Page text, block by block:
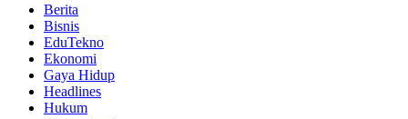
Berita
Bisnis
EduTekno
Ekonomi
Gaya Hidup
Headlines
Hukum